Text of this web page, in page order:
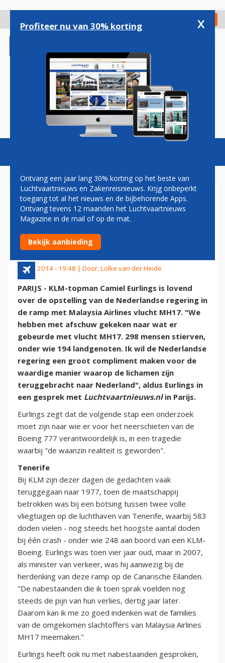
gaan
Check in
Magazine Podcasts Vacatures
EURLINGS: DE WAANZIN IS
REALITEIT GEWORDEN MET
MH17
25 juli 2014 - 19:48 | Door: Lolke van der Heide
PARIJS - KLM-topman Camiel Eurlings is lovend
over de opstelling van de Nederlandse regering in
de ramp met Malaysia Airlines vlucht MH17. "We
hebben met afschuw gekeken naar wat er
gebeurde met vlucht MH17. 298 mensen stierven,
onder wie 194 landgenoten. Ik wil de Nederlandse
regering een groot compliment maken voor de
waardige manier waarop de lichamen zijn
teruggebracht naar Nederland", aldus Eurlings in
een gesprek met Luchtvaartnieuws.nlin Parijs.
Eurlings zegt dat de volgende stap een onderzoek
moet zijn naar wie er voor het neerschieten van de
Boeing 777 verantwoordelijk is, in een tragedie
waarbij "de waanzin realiteit is geworden".
Tenerife
Bij KLM zijn dezer dagen de gedachten vaak
teruggegaan naar 1977, toen de maatschappij
betrokken was bij een botsing tussen twee volle
vliegtuigen op de luchthaven van Tenerife, waarbij 583
doden vielen - nog steeds het hoogste aantal doden
bij één crash - onder wie 248 aan boord van een KLM-
Boeing. Eurlings was toen vier jaar oud, maar in 2007,
als minister van verkeer, was hij aanwezig bij de
herdenking van deze ramp op de Canarische Eilanden.
"De nabestaanden die ik toen sprak voelden nog
steeds de pijn van hun verlies, dertig jaar later.
Daarom kan ik me zo goed indenken wat de families
van de omgekomen slachtoffers van Malaysia Airlines
MH17 meemaken."
Eurlings heeft ook nu met nabestaanden gesproken,
Profiteer nu van 30% korting x
Ontvang een jaar lang 30% korting op het beste van
Luchtvaartnieuws en Zakenreisnieuws. Krijg onbeperkt
toegang tot al het nieuws en de bijbehorende Apps.
Ontvang tevens 12 maanden het Luchtvaartnieuws
Magazine in de mail of op de mat.
Bekijk aanbieding